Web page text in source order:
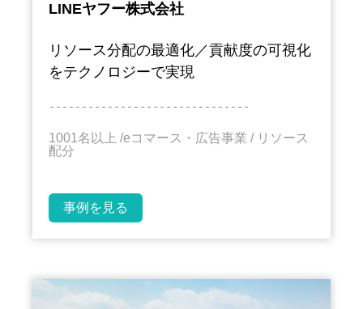
LINEヤフー株式会社
リソース分配の最適化／貢献度の可視化
をテクノロジーで実現
－－－－－－－－－－－－－－－－－－－－－－－－－－－－－－－
1001名以上 /eコマース・広告事業 / リソース
配分
事例を見る